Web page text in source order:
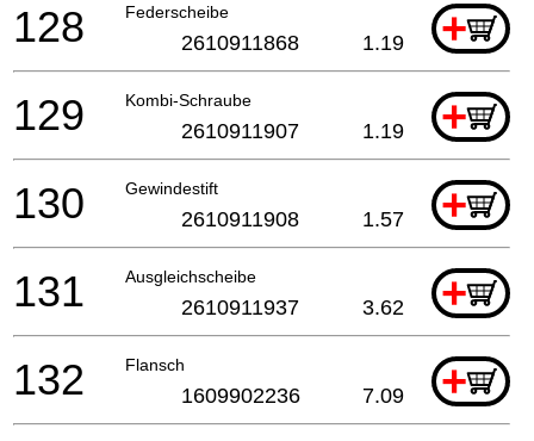
Federscheibe +
128 2610911868 1.19
Kombi-Schraube +
129 2610911907 1.19
Gewindestift +
130 2610911908 1.57
Ausgleichscheibe +
131 2610911937 3.62
Flansch +
132 1609902236 7.09